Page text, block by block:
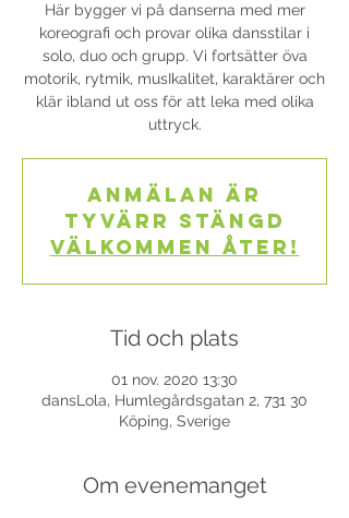
Här bygger vi på danserna med mer
koreografi och provar olika dansstilar i
solo, duo och grupp. Vi fortsätter öva
motorik, rytmik, musIkalitet, karaktärer och
klär ibland ut oss för att leka med olika
uttryck.
Anmälan är
tyvärr stängd
Välkommen åter!
Tid och plats
01 nov. 2020 13:30
dansLola, Humlegårdsgatan 2, 731 30
Köping, Sverige
Om evenemanget